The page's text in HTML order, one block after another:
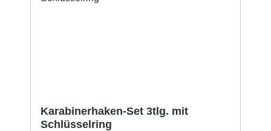
Karabinerhaken-Set 3tlg. mit
Schlüsselring